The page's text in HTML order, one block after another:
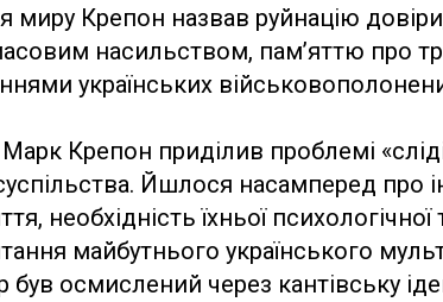
миру Крепон назвав руйнацію
насильством, пам’яттю про
українських
Крепон приділив проблемі
Йшлося насамперед про
необхідність їхньої
майбутнього українського
був осмислений через кантівську